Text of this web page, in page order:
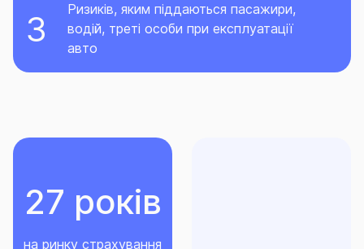
Ризиків, яким піддаються пасажири,
водій, треті особи при експлуатації
авто
27 років
на ринку страхування